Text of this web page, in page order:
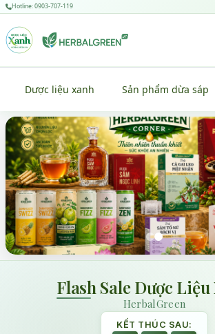
Hotline: 0903-707-119
Dược liệu xanh Sản phẩm dừa sáp
Flash Sale Dược Liệu
HerbalGreen
KẾT THÚC SAU: